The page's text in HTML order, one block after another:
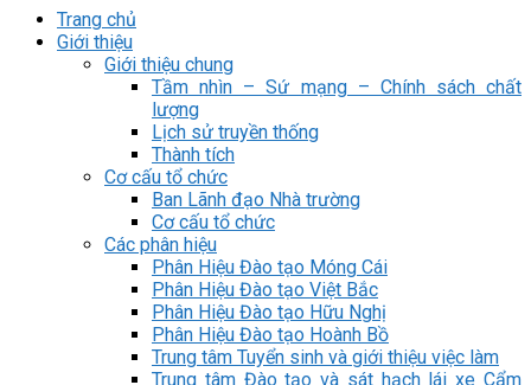
Trang chủ
Giới thiệu
Giới thiệu chung
Tầm nhìn – Sứ mạng – Chính sách chất
lượng
Lịch sử truyền thống
Thành tích
Cơ cấu tổ chức
Ban Lãnh đạo Nhà trường
Cơ cấu tổ chức
Các phân hiệu
Phân Hiệu Đào tạo Móng Cái
Phân Hiệu Đào tạo Việt Bắc
Phân Hiệu Đào tạo Hữu Nghị
Phân Hiệu Đào tạo Hoành Bồ
Trung tâm Tuyển sinh và giới thiệu việc làm
Trung tâm Đào tạo và sát hạch lái xe Cẩm